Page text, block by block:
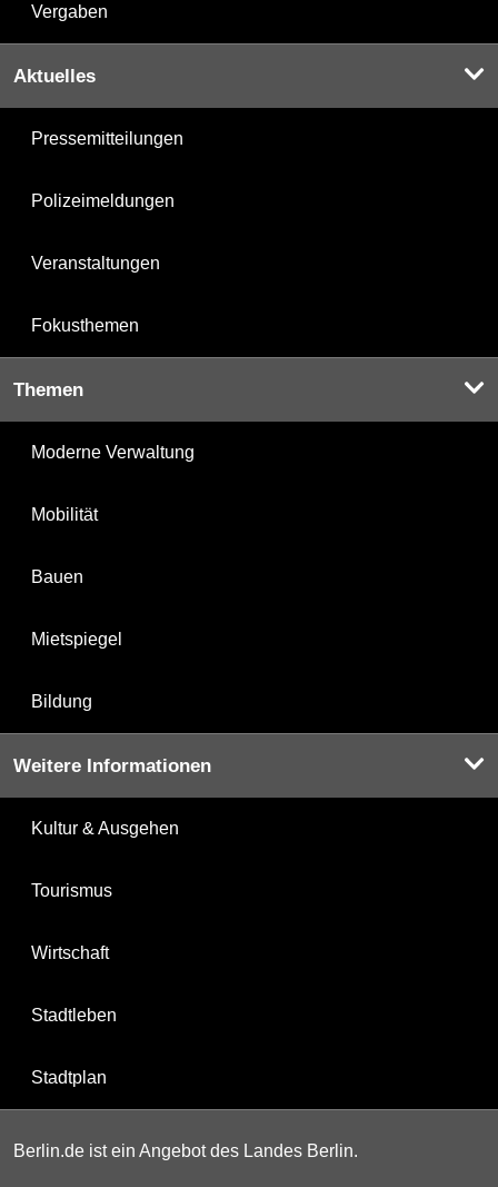
Vergaben
Aktuelles
Pressemitteilungen
Polizeimeldungen
Veranstaltungen
Fokusthemen
Themen
Moderne Verwaltung
Mobilität
Bauen
Mietspiegel
Bildung
Weitere Informationen
Kultur & Ausgehen
Tourismus
Wirtschaft
Stadtleben
Stadtplan
Berlin.de ist ein Angebot des Landes Berlin.